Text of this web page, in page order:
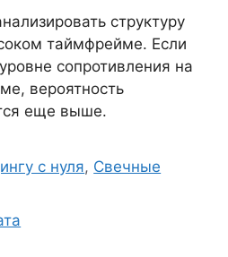
структуру
таймфрейме. Если
сопротивления на
вероятность
еще выше.
с нуля, Свечные